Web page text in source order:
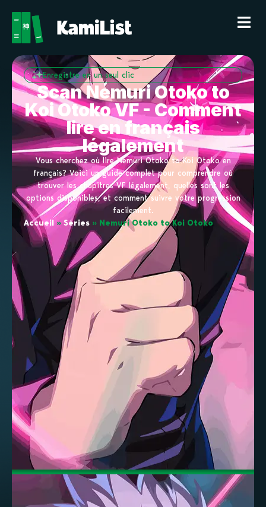
Enregistre en un seul clic
Scan Nemuri Otoko to
Koi Otoko VF - Comment
lire en français
légalement
Vous cherchez où lire Nemuri Otoko to Koi Otoko en
français? Voici un guide complet pour comprendre où
trouver les chapitres VF légalement, quelles sont les
options disponibles, et comment suivre votre progression
facilement.
Accueil » Séries » Nemuri Otoko to Koi Otoko